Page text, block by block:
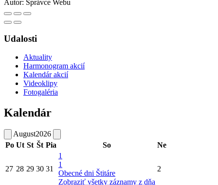
Autor: Správce Webu
Udalosti
Aktuality
Harmonogram akcií
Kalendár akcií
Videoklipy
Fotogaléria
Kalendár
August2026
Po Ut St Št Pia So Ne
27 28 29 30 31
1
1
Obecné dni Štitáre
Zobraziť všetky záznamy z dňa
2